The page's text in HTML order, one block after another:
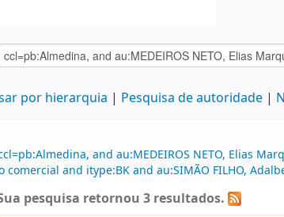
por hierarquia Pesquisa de autoridade
and au:MEDEIROS NETO, Elias
and itype:BK and au:SIMÃO FILHO,
pesquisa retornou 3 resultados.